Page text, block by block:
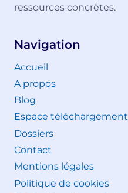
ressources concrètes.
Navigation
Accueil
A propos
Blog
Espace téléchargement
Dossiers
Contact
Mentions légales
Politique de cookies